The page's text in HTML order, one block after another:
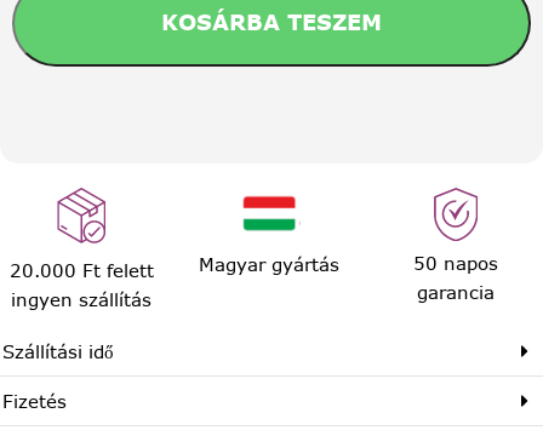
KOSÁRBA TESZEM
20.000 Ft felett
ingyen szállítás
Magyar gyártás
50 napos
garancia
Szállítási idő
Fizetés